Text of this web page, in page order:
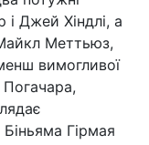
Джей Хіндлі, а
Меттьюз,
вимогливої
Гірмая